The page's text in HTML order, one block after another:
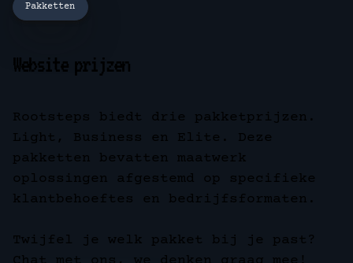
Pakketten
Website prijzen
Rootsteps biedt drie pakketprijzen.
Light, Business en Elite. Deze
pakketten bevatten maatwerk
oplossingen afgestemd op specifieke
klantbehoeftes en bedrijfsformaten.
Twijfel je welk pakket bij je past?